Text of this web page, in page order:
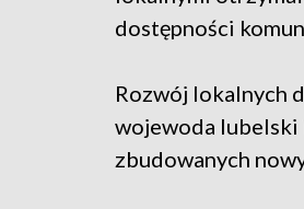
dostępności
Rozwój lokalnych
wojewoda lubelski
zbudowanych